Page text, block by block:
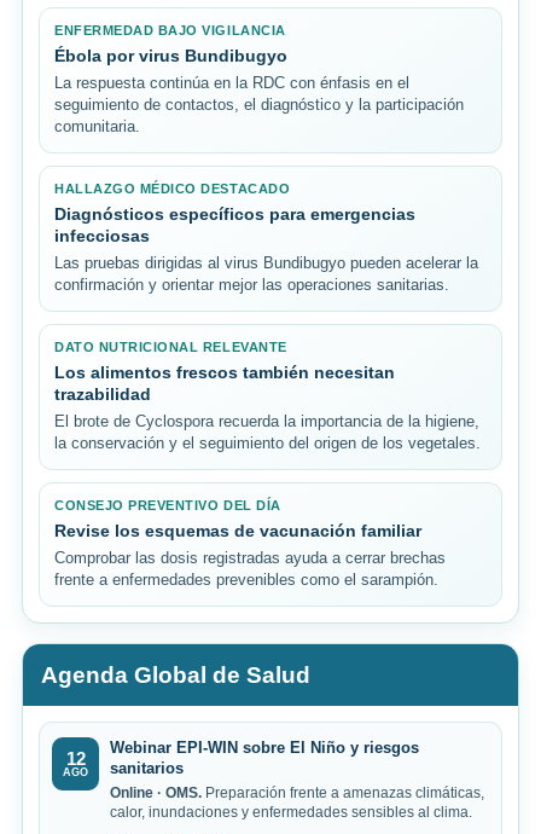
ENFERMEDAD BAJO VIGILANCIA
Ébola por virus Bundibugyo
La respuesta continúa en la RDC con énfasis en el
seguimiento de contactos, el diagnóstico y la participación
comunitaria.
HALLAZGO MÉDICO DESTACADO
Diagnósticos específicos para emergencias
infecciosas
Las pruebas dirigidas al virus Bundibugyo pueden acelerar la
confirmación y orientar mejor las operaciones sanitarias.
DATO NUTRICIONAL RELEVANTE
Los alimentos frescos también necesitan
trazabilidad
El brote de Cyclospora recuerda la importancia de la higiene,
la conservación y el seguimiento del origen de los vegetales.
CONSEJO PREVENTIVO DEL DÍA
Revise los esquemas de vacunación familiar
Comprobar las dosis registradas ayuda a cerrar brechas
frente a enfermedades prevenibles como el sarampión.
Agenda Global de Salud
12
AGO
Webinar EPI-WIN sobre El Niño y riesgos
sanitarios
Online · OMS. Preparación frente a amenazas climáticas,
calor, inundaciones y enfermedades sensibles al clima.